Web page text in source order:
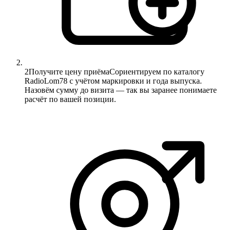
2Получите цену приёмаСориентируем по каталогу
RadioLom78 с учётом маркировки и года выпуска.
Назовём сумму до визита — так вы заранее понимаете
расчёт по вашей позиции.